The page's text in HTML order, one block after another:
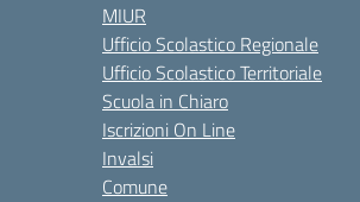
MIUR
Ufficio Scolastico Regionale
Ufficio Scolastico Territoriale
Scuola in Chiaro
Iscrizioni On Line
Invalsi
Comune